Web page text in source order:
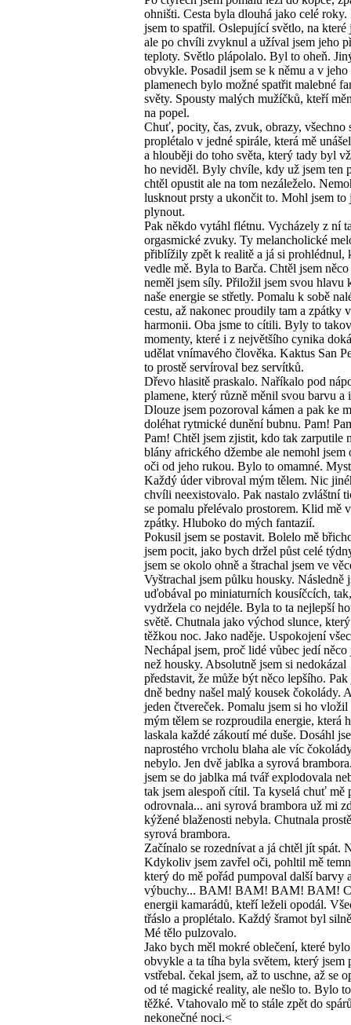
ohništi. Cesta byla dlouhá jako celé roky.
jsem to spatřil. Oslepující světlo, na které
ale po chvíli zvyknul a užíval jsem jeho
teploty. Světlo plápolalo. Byl to oheň.
obvykle. Posadil jsem se k němu a v jeho
plamenech bylo možné spatřit malebné
světy. Spousty malých mužíčků, kteří
na popel.
Chuť, pocity, čas, zvuk, obrazy, všechno
proplétalo v jedné spirále, která mě
a hlouběji do toho světa, který tady byl
ho neviděl. Byly chvíle, kdy už jsem ten
chtěl opustit ale na tom nezáleželo.
lusknout prsty a ukončit to. Mohl jsem to
plynout.
Pak někdo vytáhl flétnu. Vycházely z ní
orgasmické zvuky. Ty melancholické
přiblížily zpět k realitě a já si prohlédnul,
vedle mě. Byla to Barča. Chtěl jsem
neměl jsem síly. Přiložil jsem svou hlavu
naše energie se střetly. Pomalu k sobě
cestu, až nakonec proudily tam a zpátky
harmonii. Oba jsme to cítili. Byly to
momenty, které i z největšího cynika
udělat vnímavého člověka. Kaktus San
to prostě servíroval bez servítků.
Dřevo hlasitě praskalo. Naříkalo pod
plamene, který různě měnil svou barvu a
Dlouze jsem pozoroval kámen a pak ke
doléhat rytmické dunění bubnu. Pam!
Pam! Chtěl jsem zjistit, kdo tak zarputile
blány afrického džembe ale nemohl jsem
oči od jeho rukou. Bylo to omamné.
Každý úder vibroval mým tělem. Nic
chvíli neexistovalo. Pak nastalo zvláštní
se pomalu přelévalo prostorem. Klid mě
zpátky. Hluboko do mých fantazií.
Pokusil jsem se postavit. Bolelo mě
jsem pocit, jako bych držel půst celé
jsem se okolo ohně a štrachal jsem ve
Vyštrachal jsem půlku housky. Následně
uďobával po miniaturních kousíčcích,
vydržela co nejdéle. Byla to ta nejlepší
světě. Chutnala jako východ slunce,
těžkou noc. Jako naděje. Uspokojení
Nechápal jsem, proč lidé vůbec jedí něco
než housky. Absolutně jsem si nedokázal
představit, že může být něco lepšího. Pak
dně bedny našel malý kousek čokolády.
jeden čtvereček. Pomalu jsem si ho vložil
mým tělem se rozproudila energie, která
laskala každé zákoutí mé duše. Dosáhl
naprostého vrcholu blaha ale víc
nebylo. Jen dvě jablka a syrová
jsem se do jablka má tvář explodovala
tak jsem alespoň cítil. Ta kyselá chuť mě
odrovnala... ani syrová brambora už mi
kýžené blaženosti nebyla. Chutnala
syrová brambora.
Začínalo se rozednívat a já chtěl jít spát.
Kdykoliv jsem zavřel oči, pohltil mě
který do mě pořád pumpoval další barvy
výbuchy... BAM! BAM! BAM! BAM!
energii kamarádů, kteří leželi opodál.
třáslo a proplétalo. Každý šramot byl
Mé tělo pulzovalo.
Jako bych měl mokré oblečení, které
obvykle a ta tíha byla světem, který jsem
vstřebal. čekal jsem, až to uschne, až se
od té magické reality, ale nešlo to. Bylo
těžké. Vtahovalo mě to stále zpět do
nekonečné noci.<